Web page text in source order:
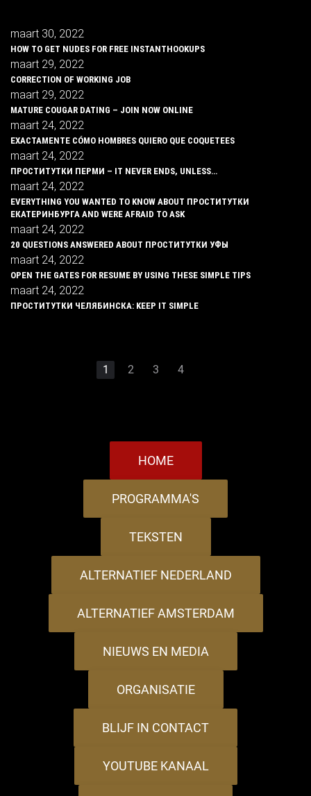
maart 30, 2022
HOW TO GET NUDES FOR FREE INSTANTHOOKUPS
maart 29, 2022
CORRECTION OF WORKING JOB
maart 29, 2022
MATURE COUGAR DATING – JOIN NOW ONLINE
maart 24, 2022
EXACTAMENTE CÓMO HOMBRES QUIERO QUE COQUETEES
maart 24, 2022
ПРОСТИТУТКИ ПЕРМИ – IT NEVER ENDS, UNLESS…
maart 24, 2022
EVERYTHING YOU WANTED TO KNOW ABOUT ПРОСТИТУТКИ
ЕКАТЕРИНБУРГА AND WERE AFRAID TO ASK
maart 24, 2022
20 QUESTIONS ANSWERED ABOUT ПРОСТИТУТКИ УФЫ
maart 24, 2022
OPEN THE GATES FOR RESUME BY USING THESE SIMPLE TIPS
maart 24, 2022
ПРОСТИТУТКИ ЧЕЛЯБИНСКА: KEEP IT SIMPLE
1 2 3 4
HOME
PROGRAMMA'S
TEKSTEN
ALTERNATIEF NEDERLAND
ALTERNATIEF AMSTERDAM
NIEUWS EN MEDIA
ORGANISATIE
BLIJF IN CONTACT
YOUTUBE KANAAL